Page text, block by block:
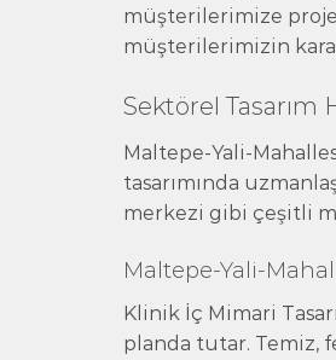
müşterilerimize
müşterilerimizin
Sektörel Tasarım
Maltepe-Yali-
tasarımında
merkezi gibi çeşitli
Maltepe-Yali-
Klinik İç Mimari
planda tutar. Temiz,